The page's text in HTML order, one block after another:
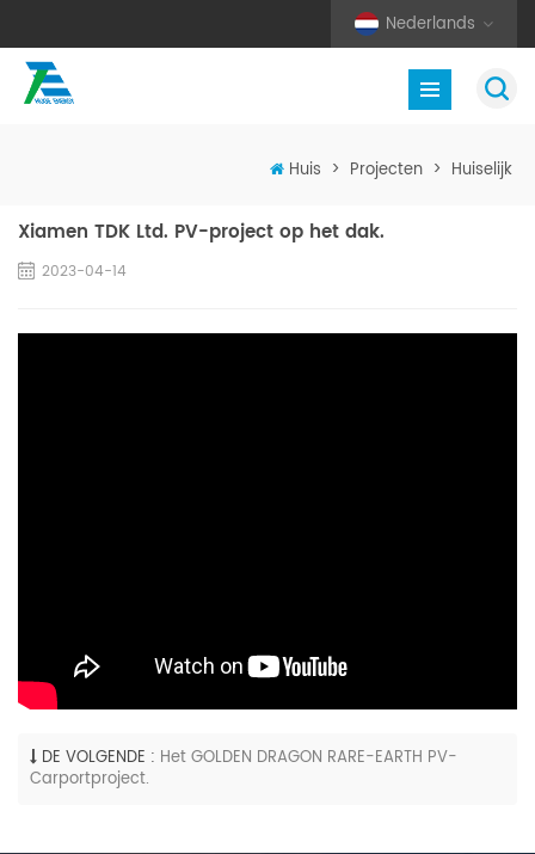
Nederlands
Huis > Projecten > Huiselijk
Xiamen TDK Ltd. PV-project op het dak.
2023-04-14
DE VOLGENDE : Het GOLDEN DRAGON RARE-EARTH PV-
Carportproject.